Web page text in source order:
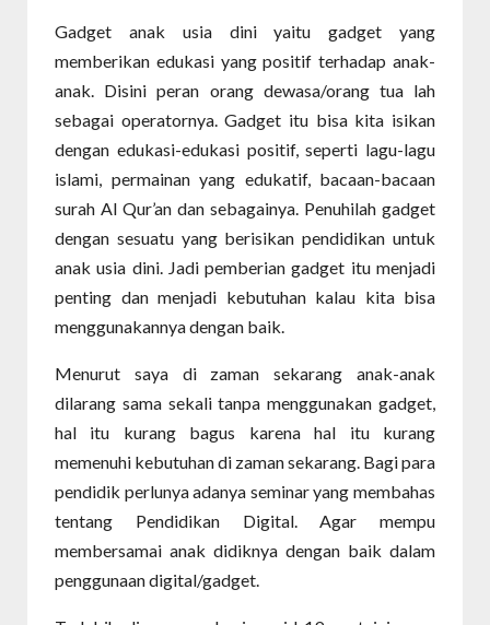
Gadget anak usia dini yaitu gadget yang
memberikan edukasi yang positif terhadap anak-
anak. Disini peran orang dewasa/orang tua lah
sebagai operatornya. Gadget itu bisa kita isikan
dengan edukasi-edukasi positif, seperti lagu-lagu
islami, permainan yang edukatif, bacaan-bacaan
surah Al Qur’an dan sebagainya. Penuhilah gadget
dengan sesuatu yang berisikan pendidikan untuk
anak usia dini. Jadi pemberian gadget itu menjadi
penting dan menjadi kebutuhan kalau kita bisa
menggunakannya dengan baik.
Menurut saya di zaman sekarang anak-anak
dilarang sama sekali tanpa menggunakan gadget,
hal itu kurang bagus karena hal itu kurang
memenuhi kebutuhan di zaman sekarang. Bagi para
pendidik perlunya adanya seminar yang membahas
tentang Pendidikan Digital. Agar mempu
membersamai anak didiknya dengan baik dalam
penggunaan digital/gadget.